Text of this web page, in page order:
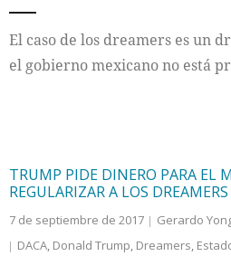
El caso de los dreamers es un
el gobierno mexicano no está
TRUMP PIDE DINERO PARA EL
REGULARIZAR A LOS DREAMERS
7 de septiembre de 2017 Gerardo
DACA, Donald Trump, Dreamers,